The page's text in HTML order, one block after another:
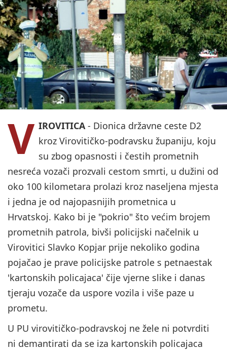
V IROVITICA- Dionica državne ceste D2
kroz Virovitičko-podravsku županiju, koju
su zbog opasnosti i čestih prometnih
nesreća vozači prozvali cestom smrti, u dužini od
oko 100 kilometara prolazi kroz naseljena mjesta
i jedna je od najopasnijih prometnica u
Hrvatskoj. Kako bi je "pokrio" što većim brojem
prometnih patrola, bivši policijski načelnik u
Virovitici Slavko Kopjar prije nekoliko godina
pojačao je prave policijske patrole s petnaestak
'kartonskih policajaca' čije vjerne slike i danas
tjeraju vozače da uspore vozila i više paze u
prometu.
U PU virovitičko-podravskoj ne žele ni potvrditi
ni demantirati da se iza kartonskih policajaca